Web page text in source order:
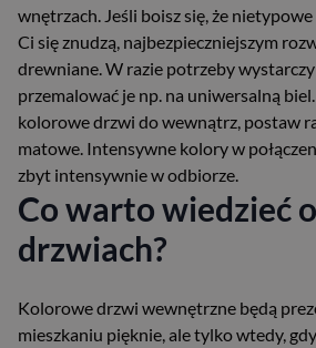
wnętrzach. Jeśli boisz się, że
Ci się znudzą, najbezpieczniejszym
drewniane. W razie potrzeby
przemalować je np. na uniwersalną
kolorowe drzwi do wewnątrz, postaw
matowe. Intensywne kolory w
zbyt intensywnie w odbiorze.
Co warto wiedzieć
drzwiach?
Kolorowe drzwi wewnętrzne będą
mieszkaniu pięknie, ale tylko wtedy,